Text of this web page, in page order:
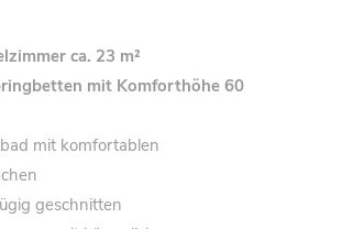
ca. 23 m²
mit Komforthöhe 60
mit komfortablen
geschnitten